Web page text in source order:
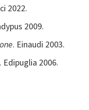
2022.
2009.
. Einaudi 2003.
. Edipuglia 2006.